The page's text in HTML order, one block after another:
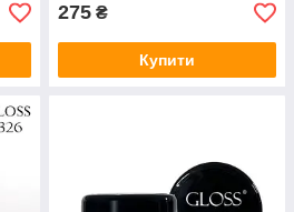
275 ₴
Купити